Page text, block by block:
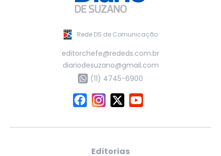
Rede DS de Comunicação
editorchefe@rededs.com.br
diariodesuzano@gmail.com
(11) 4745-6900
Editorias